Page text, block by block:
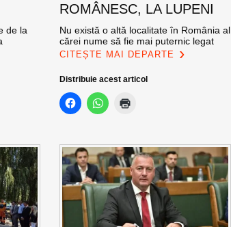
de la
ROMÂNESC, LA LUPENI
Nu există o altă localitate în România al
cărei nume să fie mai puternic legat
CITEȘTE MAI DEPARTE
Distribuie acest articol